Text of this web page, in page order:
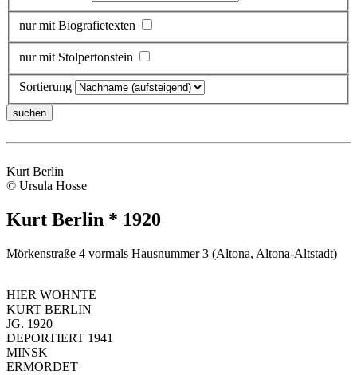
nur mit Biografietexten
nur mit Stolpertonstein
Sortierung
Kurt Berlin
© Ursula Hosse
Kurt Berlin * 1920
Mörkenstraße 4 vormals Hausnummer 3 (Altona, Altona-Altstadt)
HIER WOHNTE
KURT BERLIN
JG. 1920
DEPORTIERT 1941
MINSK
ERMORDET